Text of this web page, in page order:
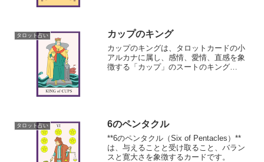
タロット占い カップのキング
カップのキングは、タロットカードの小
アルカナに属し、感情、愛情、直感を象
徴する「カップ」のスートのキング
タロット占い 6のペンタクル
**6のペンタクル（Six of Pentacles）**
は、与えることと受け取ること、バラン
スと寛大さを象徴するカードです。